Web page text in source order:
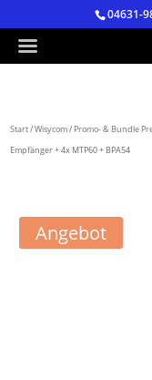
04631-
Start/Wisycom/ Promo- & Bundle
Empfänger + 4x MTP60 + BPA54
Angebot